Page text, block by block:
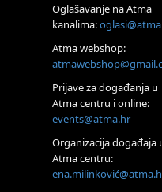
Online
Upisi u program
Online
Postanite Nositelj
Visoko
Alemka Dauskardt –
konstelacija
Online
Oglašavanje na Atma
kanalima:
Atma webshop:
Prijave za događanja u
Atma centru i online:
events@atma.hr
Organizacija događaja
Atma centru: